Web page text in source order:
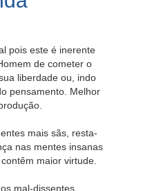
pois este é inerente
de cometer o
liberdade ou, indo
pensamento. Melhor
mais sãs, resta-
nas mentes insanas
maior virtude.
mal-dissentes,